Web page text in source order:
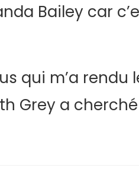
Bailey car
qui m’a rendu
Grey a